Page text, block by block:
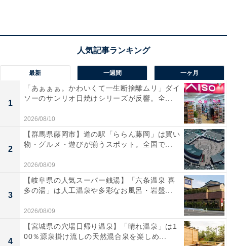
「海鮮丼を食べたいから」（40代女性／宮城県）
最新 一週間 一ヶ月
1
「あぁぁぁ。かわいくて一生断捨離ムリ」ダイ
ソーのサンリオ日焼けシリーズが反響。全...
2026/08/10
2
【群馬県藤岡市】道の駅「ららん藤岡」は買い
物・グルメ・遊びが揃うスポット。全国で...
2026/08/09
3
【岐阜県の人気スーパー銭湯】「六条温泉 喜
多の湯」は人工温泉や多彩なお風呂・岩盤...
2026/08/09
4
【宮城県の穴場日帰り温泉】「晴れ温泉」は1
00％源泉掛け流しの天然混合泉を楽しめ...